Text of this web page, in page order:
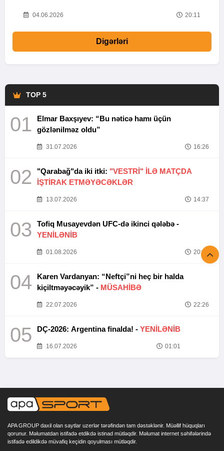
04.06.2026 20:11
Digərləri
TOP 5
01
Elmar Baxşıyev: “Bu nəticə hamı üçün
gözlənilməz oldu”
31.07.2026 16:26
02 "Qarabağ"da iki itki: "VESTRİ" İLƏ MATÇDA
İŞTİRAK ETMƏYƏCƏKLƏR
13.07.2026 14:37
03
Tofiq Musayevdən UFC-də ikinci qələbə -
YENİLƏNİB
01.08.2026 20:52
04
Karen Vardanyan: “Neftçi”ni heç bir halda
kiçiltməyəcəyik” - MÜSAHİBƏ
22.07.2026 22:26
05 DÇ-2026: Argentina finalda! - YENİLƏNİB
16.07.2026 01:01
APA GROUP daxil olan saytlar uzerlər tərəfindən tam dəstəklənir. Müəllif hüquqları
qorunur. Məlumatdan istifadə etdikdə istinad mütləqdir. Məlumat internet səhifələrində
istifadə edildikdə müvafiq keçidin qoyulması mütləqdir.